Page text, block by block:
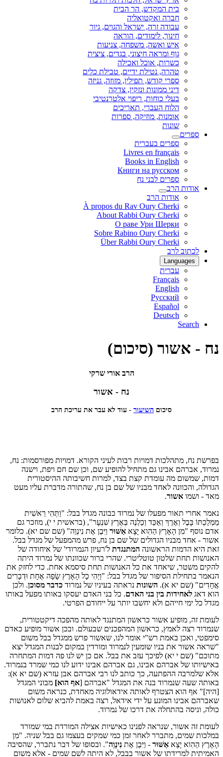
בית המקדש, הר הבית
חברה ואקטואליה
עבודה זרה, ישראל והגוים, גיור
חינוך, לימודים, הוראה
איש ואשה, משפחה, צניעות
גוף ומראה חיצוני, בגדים, ציצית
כשרות, אוכל ואכילה
טהרה, נטילת ידיים, טבילת כלים
ספרי קודש, תפילין, מזוזה, גניזה
דיני ממונות ונזקין, צדקה
בעלי כוחות, ריפוי אלטרנטיבי
הלוח העברי, תאריכים
אומנות, מוזיקה, ספרות
שונות
ספרים
ספרים בעברית
Livres en français
Books in English
Книги на русском
ספרים לבני נח
אודות הרב
אודות הרב
À propos du Rav Oury Cherki
About Rabbi Oury Cherki
О раве Ури Шерки
Sobre Rabino Oury Cherki
Über Rabbi Oury Cherki
לכתוב לרב
Languages
עברית
Français
English
Русский
Español
Deutsch
Search
נח - אשור (סיכום)
הרב אורי שרקי
נח - אשור
סיכום השיעור - עוד לא עבר את עריכת הרב
בפרשת נח, מתהלכות דמויות רבות לעיני הקורא. דמויות מפורסמות: נח,
נמרוד, אברהם אבינו גם מתחיל להופיע שם, וכן שם חם ויפת, וישנה
דמות, שמשום מה עומדת קצת בצד, למרות חשיבותה ההיסטורית
הגדולה, והכוונה לאחד מבניו של שם בן נח, שהתורה מדברת עליו מעט
מאד - ושמו אשור.
נאמר אחרי תאור מפעלו של נמרוד כבונה מגדל בבל: "וַתְּהִי רֵאשִׁית
מַמְלַכְתּוֹ בָּבֶל וְאֶרֶךְ וְאַכַּד וְכַלְנֶה בְּאֶרֶץ שִׁנְעָר", (בראשית י י), מוזכר גם
אדם נוסף "מִן הָאָרֶץ הַהִוא יָצָא אַשּׁוּר וַיִּבֶן אֶת נִינְוֵה" (שם שם יא). כלומר
אשור - אחד מבניו הגדולים של שם בן נח, פרש מהמפעל של מגדל בבל.
זאת היא הדמות הראשונה המתנגדת ל'רעיון הנמרודי' של איחודה של
האנושות תחת שלטון טוטליטרי. שהרי ברור שכוונתו של נמרוד היתה
להקים משטר, שיאחד את כל האנושות תחת סיסמא אחת. כדי לחזק את
הנאמר בתחילת הסיפור של מגדל בבל: "וַיְהִי כָל הָאָרֶץ שָׂפָה אֶחָת וּדְבָרִים
אֲחָדִים" (שם יא א). השונות נראתה בעיניו של נמרוד כדבר מסוכן. ולכן
הוא דאג לאחידות בין בני האדם. כל בני האדם יעסקו באותו מפעל באותו
מגדל כל ימי חייהם ולא יחשבו יותר על ייחודם הפרטי.
לעומת זה, מופיע אשור כראשון המתנגד לאותה מהפכה דיקטטורית,
שנמרוד רצה לאמץ, כראשון המהפכנים שבעולם. ובכן אשור מופיע כאדם
סימפטי, ואכן באמת רש"י אומר לנו, שאשור פרש ממגדל בבל משום
"שראה אשור את בניו שומעין לנמרוד ומורדין במקום לבנות המגדל יצא
מתוכם" (שם י יא) לפיכך עזב את בבל. אם כן יש לנו פה דמות המתחרה
באישיותו של אברהם אבינו, גם אברהם אבינו ידוע לנו כמי שמרד בנמרוד.
אלא שלמרבה ההפתעה, כך כותב לנו רבי אברהם אבן עזרא (שם יא א):
באותה שעה שנמרוד בנה את המגדל "אברהם [אף הוא] מבוני המגדל
[היה]" אף הוא הצטרף לאותה אידאולוגיה מאחדת, כנראה משום
שאברהם אבינו המוּנע על ידי אידאל, רצה באמת להביא שלום לאנושות
כולה, וניסה בהתחלה את דרכו של נמרוד.
לעומת זה אשור, שנראה לפנינו כאישיות אצילה המורדת במי שמורד
במלכות שמים, מתברר לאחר זמן כמי שמקים בעצמו גם בבל שניה. "מִן
הָאָרֶץ הַהִוא יָצָא אַשּׁוּר - וַיִּבֶן אֶת נִינְוֵה". ובסופו של דבר נתברר, שהסיבה
האמיתית למרידתו של אשור בבבל, לא היתה לשם שמים - אלא משום